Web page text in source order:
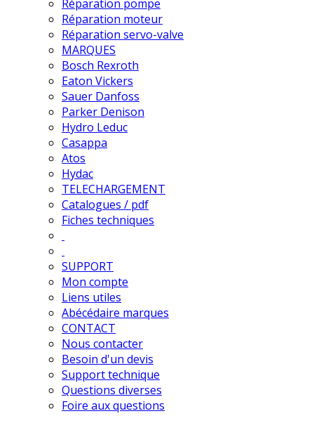
Réparation pompe
Réparation moteur
Réparation servo-valve
MARQUES
Bosch Rexroth
Eaton Vickers
Sauer Danfoss
Parker Denison
Hydro Leduc
Casappa
Atos
Hydac
TELECHARGEMENT
Catalogues / pdf
Fiches techniques
SUPPORT
Mon compte
Liens utiles
Abécédaire marques
CONTACT
Nous contacter
Besoin d'un devis
Support technique
Questions diverses
Foire aux questions